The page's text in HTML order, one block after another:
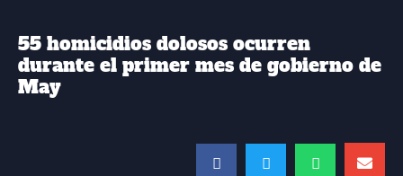
55 homicidios dolosos ocurren
durante el primer mes de gobierno de
May